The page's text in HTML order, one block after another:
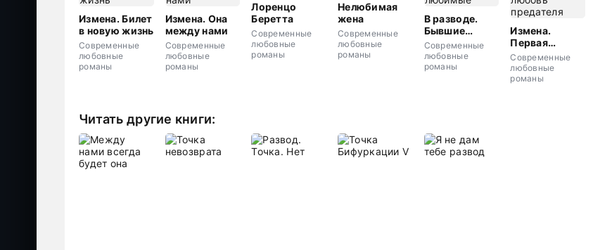
Измена. Билет
в новую жизнь
Современные
любовные
романы
Измена. Она
между нами
Современные
любовные
романы
Лоренцо
Беретта
Современные
любовные
романы
Нелюбимая
жена
Современные
любовные
романы
В разводе.
Бывшие
любимые
Современные
любовные
романы
Измена.
Первая
любовь
предателя
Современные
любовные
романы
Читать другие книги: